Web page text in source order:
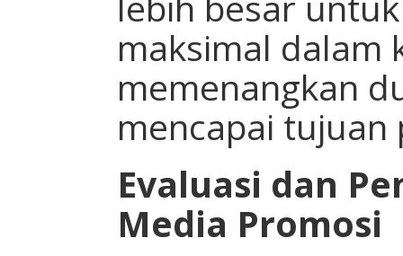
maksimal dalam
memenangkan
mencapai
Evaluasi dan
Media Promosi